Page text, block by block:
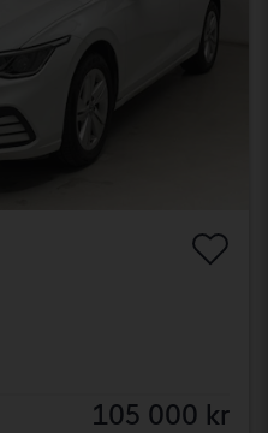
105 000 kr